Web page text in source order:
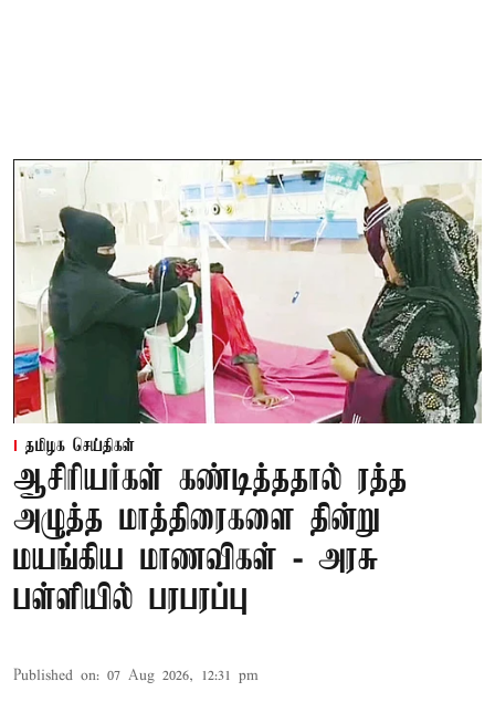
தமிழக செய்திகள்
ஆசிரியர்கள் கண்டித்ததால் ரத்த
அழுத்த மாத்திரைகளை தின்று
மயங்கிய மாணவிகள் - அரசு
பள்ளியில் பரபரப்பு
Published on: 07 Aug 2026, 12:31 pm